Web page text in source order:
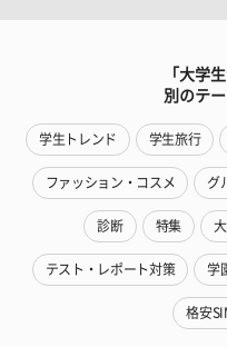
「大学
別のテ
学生トレンド 学生旅行
ファッション・コスメ グ
診断 特集
テスト・レポート対策 学
格安